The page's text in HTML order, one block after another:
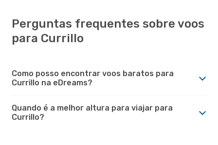
Perguntas frequentes sobre voos
para Currillo
Como posso encontrar voos baratos para
Currillo na eDreams?
Quando é a melhor altura para viajar para
Currillo?